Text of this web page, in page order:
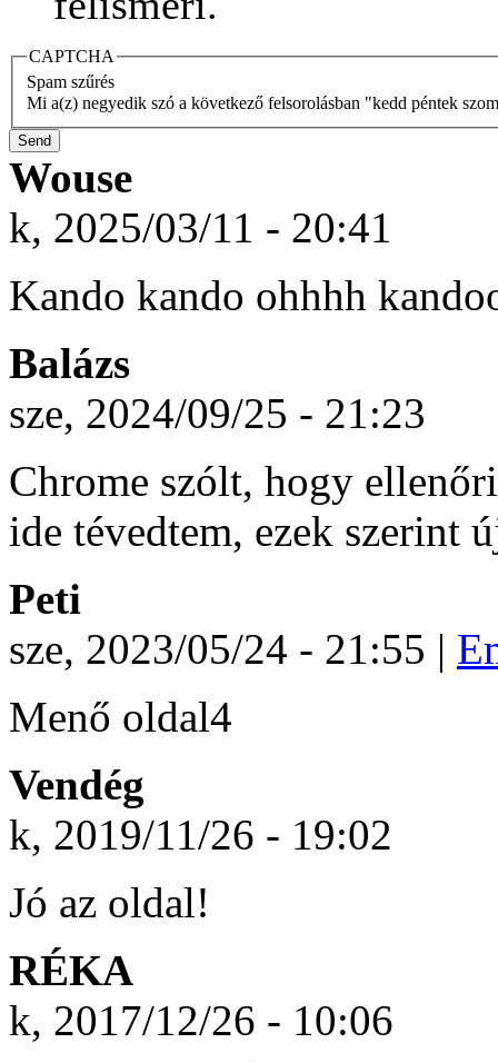
CAPTCHA
Spam szűrés
Mi a(z) negyedik szó a következő felsorolásban "kedd péntek
Wouse
k, 2025/03/11 - 20:41
Kando kando ohhhh
Balázs
sze, 2024/09/25 - 21:23
Chrome szólt, hogy
ide tévedtem, ezek szerint
Peti
sze, 2023/05/24 - 21:55 |
Menő oldal4
Vendég
k, 2019/11/26 - 19:02
Jó az oldal!
RÉKA
k, 2017/12/26 - 10:06